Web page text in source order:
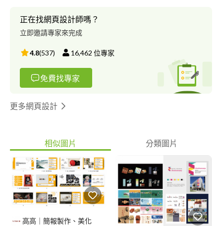
正在找網頁設計師嗎？
立即邀請專家來完成
4.8(537) 16,462 位專家
免費找專家
更多網頁設計
相似圖片 分類圖片
高高｜簡報製作、美化